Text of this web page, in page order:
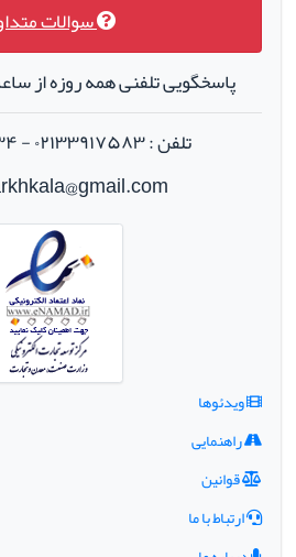
سوالات
پاسخگویی تلفنی همه روزه از ساعت ۱۰ الی۱۹
تلفن : ۰۲۱۳۳۹۱۷۵۸۳ - ۰۲۱۳۳۹۱۴۴۳۴
ویدئوها
راهنمایی
قوانین
ارتباط با ما